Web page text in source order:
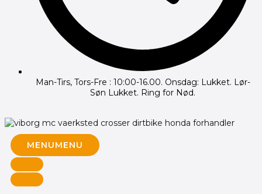
Man-Tirs, Tors-Fre : 10:00-16.00. Onsdag: Lukket. Lør-
Søn Lukket. Ring for Nød.
MENUMENU